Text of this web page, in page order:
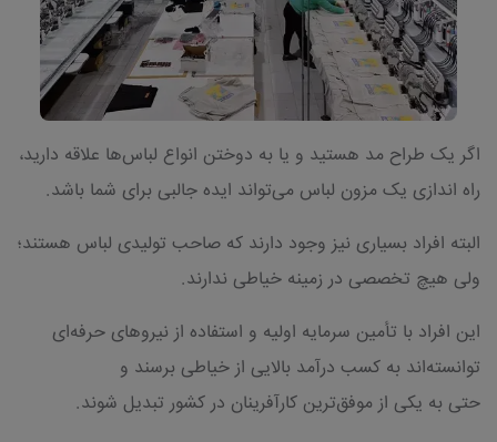
اگر یک طراح مد هستید و یا به دوختن انواع لباس‌ها علاقه دارید،
راه اندازی یک مزون لباس می‌تواند ایده جالبی برای شما باشد.
البته افراد بسیاری نیز وجود دارند که صاحب تولیدی لباس هستند؛
ولی هیچ تخصصی در زمینه خیاطی ندارند.
این افراد با تأمین سرمایه‌ اولیه و استفاده از نیروهای حرفه‌ای
توانسته‌اند به کسب درآمد بالایی از خیاطی برسند و
حتی به یکی از موفق‌ترین کارآفرینان در کشور تبدیل شوند.